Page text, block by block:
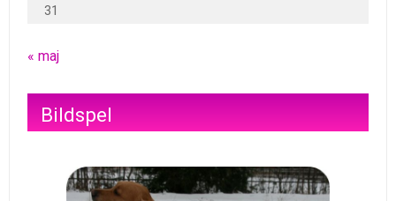
31
« maj
Bildspel